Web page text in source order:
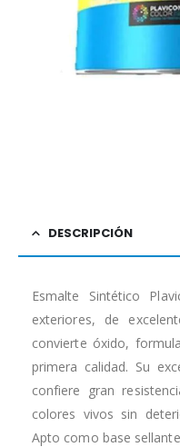
DESCRIPCIÓN
Esmalte Sintético
exteriores, de
convierte óxido,
primera calidad. Su
confiere gran
colores vivos sin
Apto como base